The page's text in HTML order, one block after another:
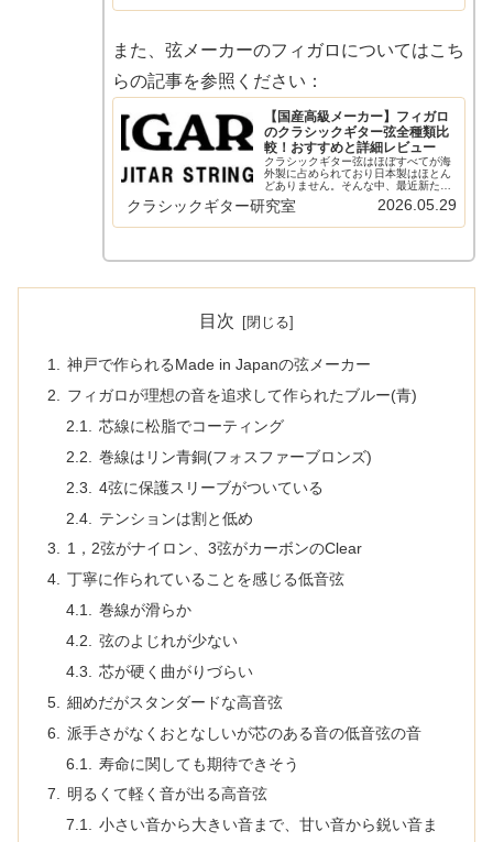
また、弦メーカーのフィガロについてはこち
らの記事を参照ください：
【国産高級メーカー】フィガロ
のクラシックギター弦全種類比
較！おすすめと詳細レビュー
クラシックギター弦はほぼすべてが海
外製に占められており日本製はほとん
どありません。そんな中、最近新たに
登場したのがフィガロ(Figaro)です。高
級路線で攻めるフィガロは気になって
クラシックギター研究室 2026.05.29
目次
神戸で作られるMade in Japanの弦メーカー
フィガロが理想の音を追求して作られたブルー(青)
芯線に松脂でコーティング
巻線はリン青銅(フォスファーブロンズ)
4弦に保護スリーブがついている
テンションは割と低め
1，2弦がナイロン、3弦がカーボンのClear
丁寧に作られていることを感じる低音弦
巻線が滑らか
弦のよじれが少ない
芯が硬く曲がりづらい
細めだがスタンダードな高音弦
派手さがなくおとなしいが芯のある音の低音弦の音
寿命に関しても期待できそう
明るくて軽く音が出る高音弦
小さい音から大きい音まで、甘い音から鋭い音ま